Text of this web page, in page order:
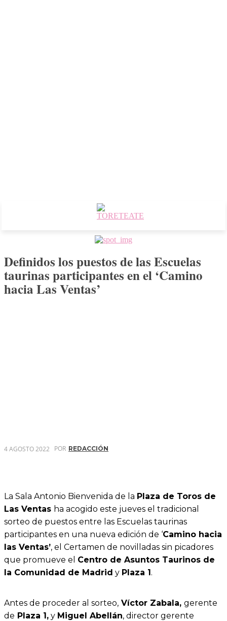
Definidos los puestos de las Escuelas
taurinas participantes en el ‘Camino
hacia Las Ventas’
4 AGOSTO 2022 POR REDACCIÓN
La Sala Antonio Bienvenida de la Plaza de Toros de
Las Ventas ha acogido este jueves el tradicional
sorteo de puestos entre las Escuelas taurinas
participantes en una nueva edición de ‘Camino hacia
las Ventas’, el Certamen de novilladas sin picadores
que promueve el Centro de Asuntos Taurinos de
la Comunidad de Madrid y Plaza 1.
Antes de proceder al sorteo, Víctor Zabala, gerente
de Plaza 1, y Miguel Abellán, director gerente